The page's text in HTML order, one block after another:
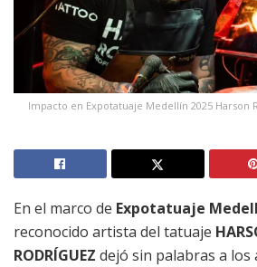
Impacto en Expotatuaje Medellín 2025 Harson
En el marco de Expotatuaje
reconocido artista del tatuaje
RODRÍGUEZ dejó sin palabras a los